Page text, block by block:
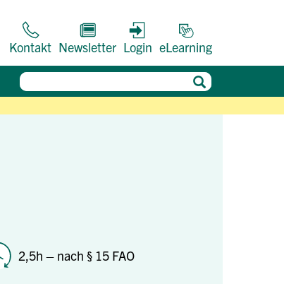
Kontakt Newsletter Login eLearning
2,5h – nach § 15 FAO